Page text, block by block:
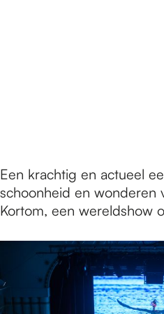
Een krachtig en actueel
schoonheid en wonderen
Kortom, een wereldshow